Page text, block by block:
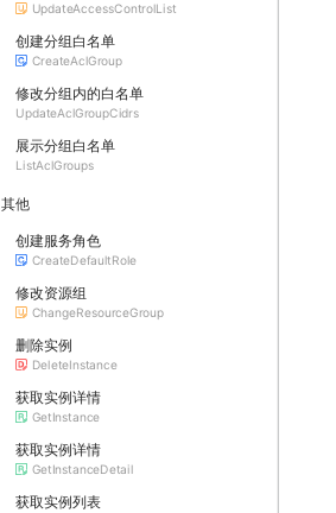
UpdateAccessControlList
创建分组白名单
CreateAclGroup
修改分组内的白名单
UpdateAclGroupCidrs
展示分组白名单
ListAclGroups
其他
创建服务角色
CreateDefaultRole
修改资源组
ChangeResourceGroup
删除实例
DeleteInstance
获取实例详情
GetInstance
获取实例详情
GetInstanceDetail
获取实例列表